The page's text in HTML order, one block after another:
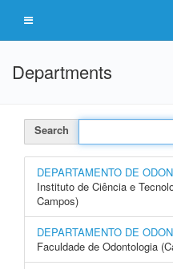
Departments
Search
DEPARTAMENTO DE
Instituto de Ciência e
Campos)
DEPARTAMENTO DE
Faculdade de Odontologia